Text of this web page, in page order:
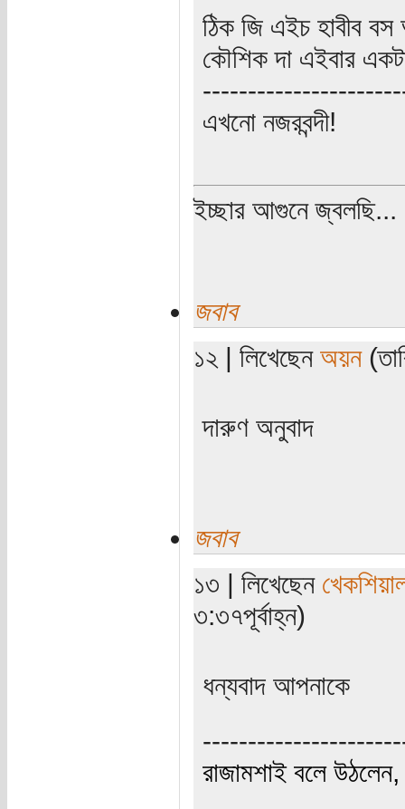
ঠিক জি এইচ হাবীব
কৌশিক দা এইবার
এখনো নজরবন্দী!
ইচ্ছার আগুনে জ্বলছি...
জবাব
১২ | লিখেছেন অয়ন
দারুণ অনুবাদ
জবাব
১৩ | লিখেছেন
৩:৩৭পূর্বাহ্ন)
ধন্যবাদ আপনাকে
রাজামশাই বলে